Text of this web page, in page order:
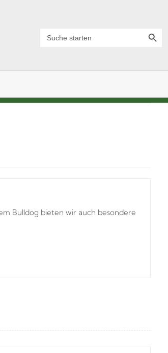
for:
Bulldog bieten wir auch besondere